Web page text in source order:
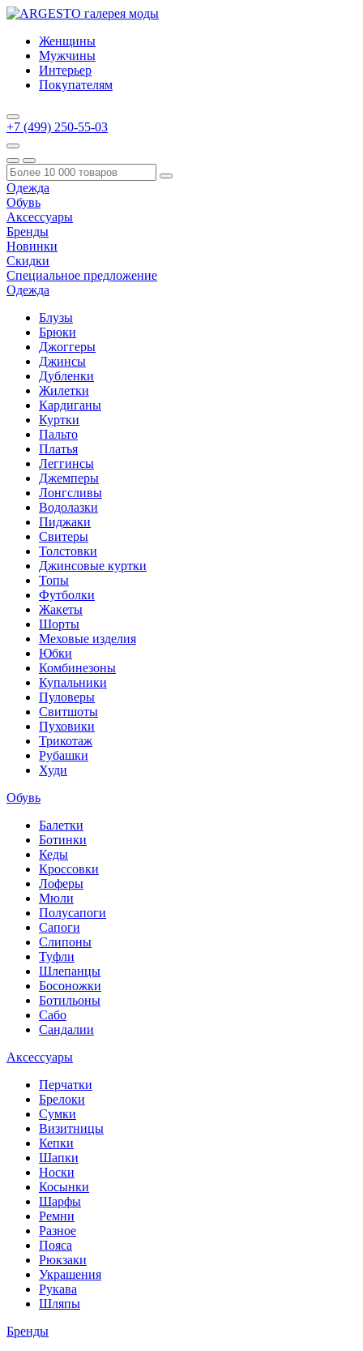
Женщины
Мужчины
Интерьер
Покупателям
+7 (499) 250-55-03
Одежда
Обувь
Аксессуары
Бренды
Новинки
Скидки
Специальное предложение
Одежда
Блузы
Брюки
Джоггеры
Джинсы
Дубленки
Жилетки
Кардиганы
Куртки
Пальто
Платья
Леггинсы
Джемперы
Лонгсливы
Водолазки
Пиджаки
Свитеры
Толстовки
Джинсовые куртки
Топы
Футболки
Жакеты
Шорты
Меховые изделия
Юбки
Комбинезоны
Купальники
Пуловеры
Свитшоты
Пуховики
Трикотаж
Рубашки
Худи
Обувь
Балетки
Ботинки
Кеды
Кроссовки
Лоферы
Мюли
Полусапоги
Сапоги
Слипоны
Туфли
Шлепанцы
Босоножки
Ботильоны
Сабо
Сандалии
Аксессуары
Перчатки
Брелоки
Сумки
Визитницы
Кепки
Шапки
Носки
Косынки
Шарфы
Ремни
Разное
Пояса
Рюкзаки
Украшения
Рукава
Шляпы
Бренды